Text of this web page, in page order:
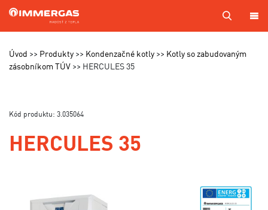
PRODUKTY
CENNÍKY
Úvod Produkty Kondenzačné kotly
Kotly so zabudovaným
zásobníkom TÚV
HERCULES 35
Kód produktu: 3.035064
HERCULES 35